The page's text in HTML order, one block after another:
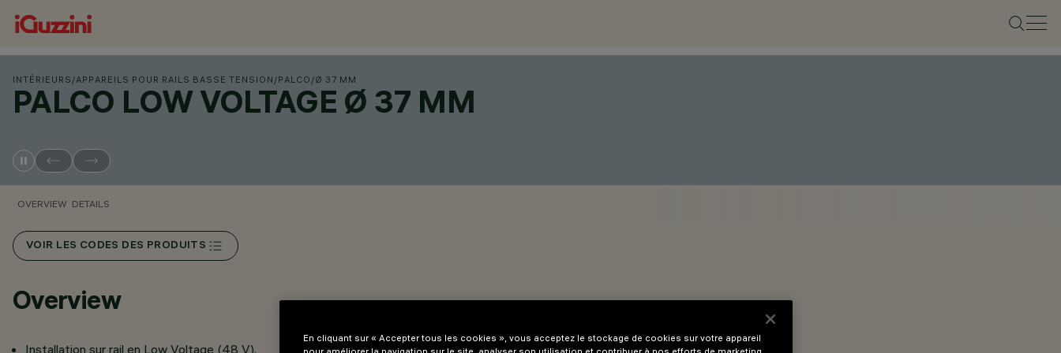
INTÉRIEURS /APPAREILS POUR RAILS BASSE TENSION /PALCO /Ø 37 MM
PALCO LOW VOLTAGE Ø 37 MM
OVERVIEW DETAILS
VOIR LES CODES DES PRODUITS
Overview
Installation sur rail en Low Voltage (48 V).
En cliquant sur « Accepter tous les cookies », vous acceptez le stockage de cookies sur votre appareil